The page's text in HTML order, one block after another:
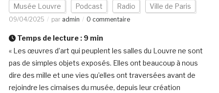
Musée Louvre Podcast Radio Ville de Paris
09/04/2025 par admin 0 commentaire
Temps de lecture : 9 min
« Les œuvres d’art qui peuplent les salles du Louvre ne sont
pas de simples objets exposés. Elles ont beaucoup à nous
dire des mille et une vies qu’elles ont traversées avant de
rejoindre les cimaises du musée, depuis leur création